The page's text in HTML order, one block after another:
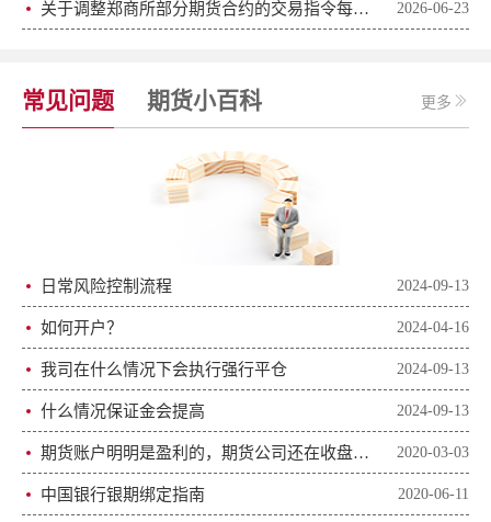
关于调整郑商所部分期货合约的交易指令每次最小开仓下单量和交易手续费的通知 2026-06-23
常见问题 期货小百科 更多
日常风险控制流程 2024-09-13
如何开户？ 2024-04-16
我司在什么情况下会执行强行平仓 2024-09-13
什么情况保证金会提高 2024-09-13
期货账户明明是盈利的，期货公司还在收盘后打电话让补钱 2020-03-03
中国银行银期绑定指南 2020-06-11